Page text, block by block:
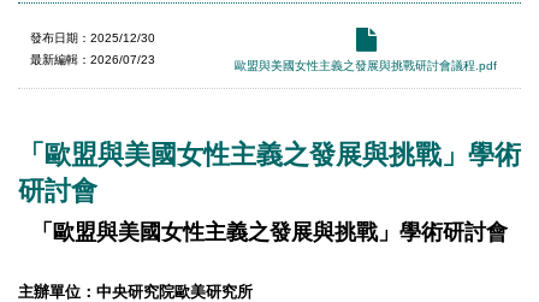
歐盟與美國女性主義之發展與挑戰研討會議程.pdf
發布日期：2025/12/30
最新編輯：2026/07/23
「歐盟與美國女性主義之發展與挑戰」學術
研討會
「歐盟與美國女性主義之發展與挑戰」學術研討會
主辦單位： 中央研究院歐美研究所